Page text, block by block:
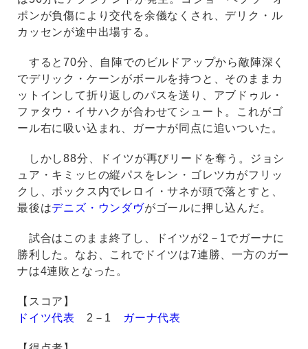
ポンが負傷により交代を余儀なくされ、デリク・ル
カッセンが途中出場する。
すると70分、自陣でのビルドアップから敵陣深く
でデリック・ケーンがボールを持つと、そのままカ
ットインして折り返しのパスを送り、アブドゥル・
ファタウ・イサハクが合わせてシュート。これがゴ
ール右に吸い込まれ、ガーナが同点に追いついた。
しかし88分、ドイツが再びリードを奪う。ジョシ
ュア・キミッヒの縦パスをレン・ゴレツカがフリッ
クし、ボックス内でレロイ・サネが頭で落とすと、
最後はデニズ・ウンダヴがゴールに押し込んだ。
試合はこのまま終了し、ドイツが2－1でガーナに
勝利した。なお、これでドイツは7連勝、一方のガー
ナは4連敗となった。
【スコア】
ドイツ代表
2－1 ガーナ代表